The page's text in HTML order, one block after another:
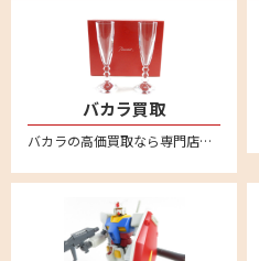
バカラ買取
バカラの高価買取なら専門店のリムーブへお任せください。全国対応・送料無料の安心宅配査定。バカラのタンブラーやワイングラスなどぜひお売りください。